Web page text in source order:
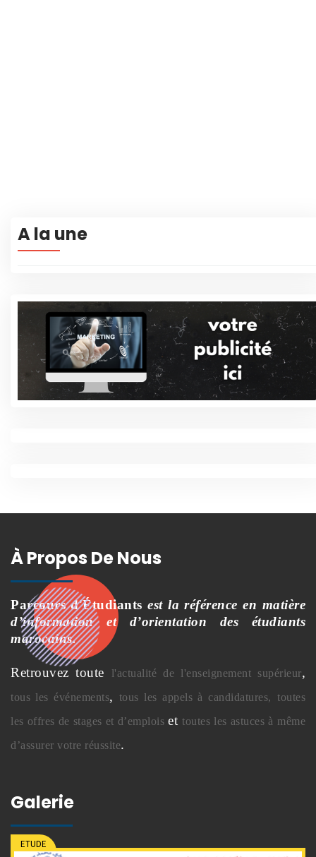
A la une
À Propos De Nous
Parcours d'Étudiants est la référence en matière
d’information et d’orientation des étudiants
marocains.
Retrouvez toute l'actualité de l'enseignement supérieur,
tous les événements, tous les appels à candidatures, toutes
les offres de stages et d’emploisettoutes les astuces à même
d’assurer votre réussite.
Galerie